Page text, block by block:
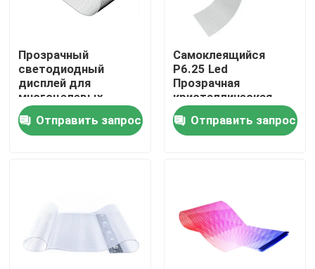
Продукты
Прозрачный
светодиодный
дисплей для
многоцелевых
торговых центров
Отправить запрос
Самоклеящийся
P6.25 Led
Прозрачная
кристаллическая
пленка дисплейная
панель Для стекла
гибкая
Отправить запрос